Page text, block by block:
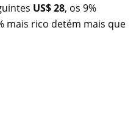
US$ 28, os 9%
mais rico detém mais que